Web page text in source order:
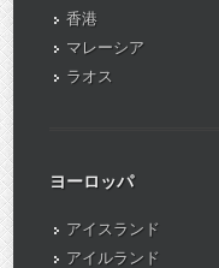
香港
マレーシア
ラオス
ヨーロッパ
アイスランド
アイルランド